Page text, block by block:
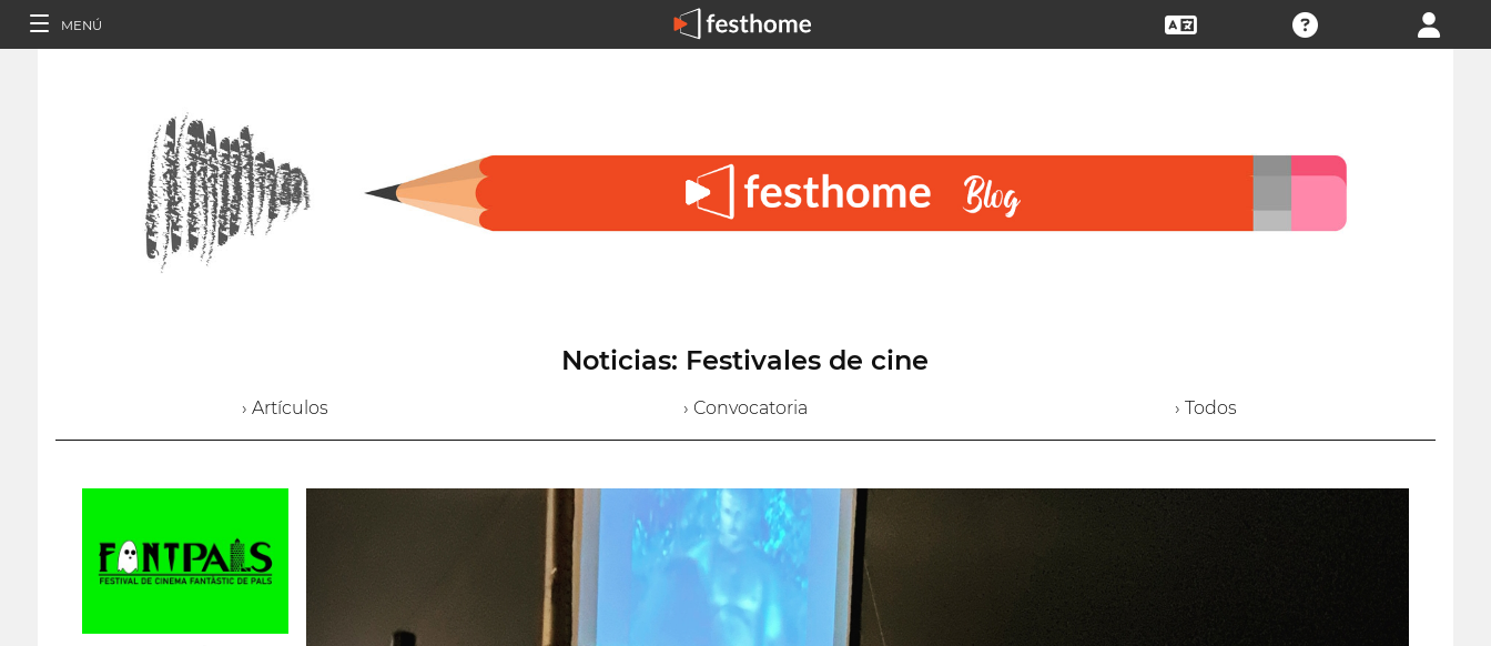
MENÚ
Noticias: Festivales de cine
› Artículos › Convocatoria › Todos